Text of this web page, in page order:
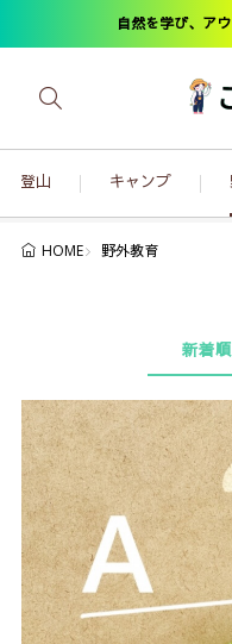
自然を学び、ア
登山 キャンプ
HOME 野外教育
新着順